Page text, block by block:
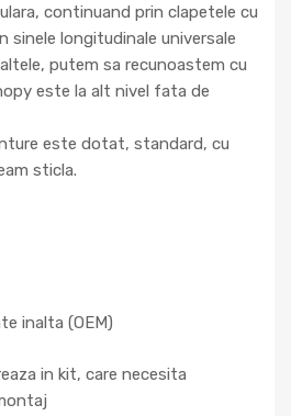
continuand prin clapetele cu
sinele longitudinale universale
putem sa recunoastem cu
este la alt nivel fata de
este dotat, standard, cu
sticla.
inalta (OEM)
in kit, care necesita